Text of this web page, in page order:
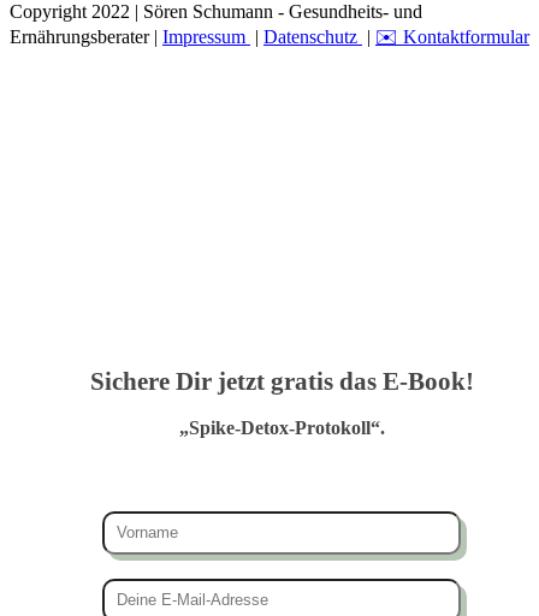
Copyright 2022 | Sören Schumann - Gesundheits- und
Ernährungsberater | Impressum | Datenschutz | ✉️ Kontaktformular
Sichere Dir jetzt gratis das E-Book!
„Spike-Detox-Protokoll“.